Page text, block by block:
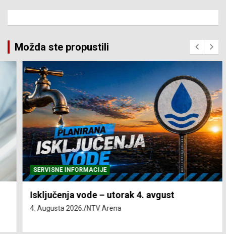
Možda ste propustili
SERVISNE INFORMACIJE
Isključenja vode – utorak 4. avgust
4. Augusta 2026. NTV Arena